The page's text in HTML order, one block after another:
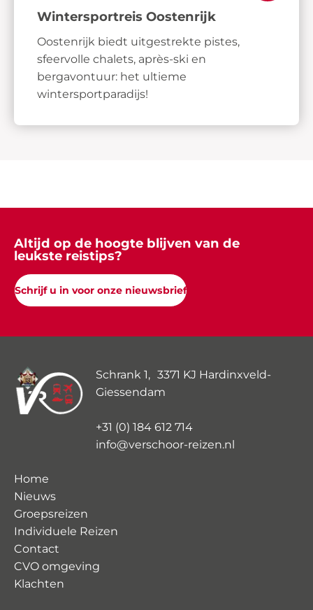
Wintersportreis Oostenrijk
Oostenrijk biedt uitgestrekte pistes,
sfeervolle chalets, après-ski en
bergavontuur: het ultieme
wintersportparadijs!
Altijd op de hoogte blijven van de
leukste reistips?
Schrijf u in voor onze nieuwsbrief
Schrank 1, 3371 KJ Hardinxveld-
Giessendam
+31 (0) 184 612 714
info@verschoor-reizen.nl
Home
Nieuws
Groepsreizen
Individuele Reizen
Contact
CVO omgeving
Klachten